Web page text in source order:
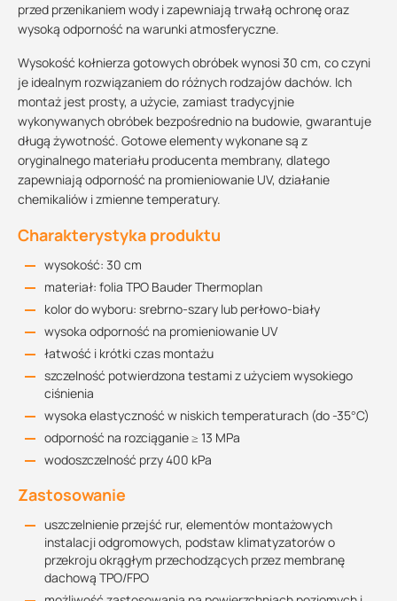
przed przenikaniem wody i zapewniają trwałą ochronę oraz
wysoką odporność na warunki atmosferyczne.
Wysokość kołnierza gotowych obróbek wynosi 30 cm, co czyni
je idealnym rozwiązaniem do różnych rodzajów dachów. Ich
montaż jest prosty, a użycie, zamiast tradycyjnie
wykonywanych obróbek bezpośrednio na budowie, gwarantuje
długą żywotność. Gotowe elementy wykonane są z
oryginalnego materiału producenta membrany, dlatego
zapewniają odporność na promieniowanie UV, działanie
chemikaliów i zmienne temperatury.
Charakterystyka produktu
wysokość: 30 cm
materiał: folia TPO Bauder Thermoplan
kolor do wyboru: srebrno-szary lub perłowo-biały
wysoka odporność na promieniowanie UV
łatwość i krótki czas montażu
szczelność potwierdzona testami z użyciem wysokiego
ciśnienia
wysoka elastyczność w niskich temperaturach (do -35°C)
odporność na rozciąganie ≥ 13 MPa
wodoszczelność przy 400 kPa
Zastosowanie
uszczelnienie przejść rur, elementów montażowych
instalacji odgromowych, podstaw klimatyzatorów o
przekroju okrągłym przechodzących przez membranę
dachową TPO/FPO